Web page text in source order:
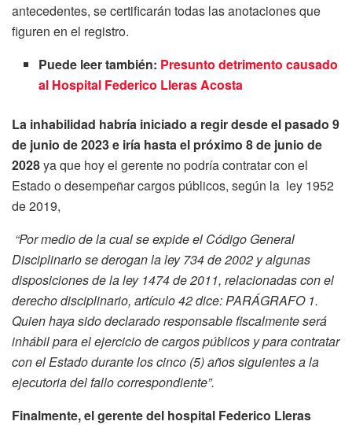
antecedentes, se certificarán todas las anotaciones que
figuren en el registro.
Puede leer también: Presunto detrimento causado
al Hospital Federico Lleras Acosta
La inhabilidad habría iniciado a regir desde el pasado 9
de junio de 2023 e iría hasta el próximo 8 de junio de
2028ya que hoy el gerente no podría contratar con el
Estado o desempeñar cargos públicos, según la ley 1952
de 2019,
“Por medio de la cual se expide el Código General
Disciplinario se derogan la ley 734 de 2002 y algunas
disposiciones de la ley 1474 de 2011, relacionadas con el
derecho disciplinario, artículo 42 dice: PARÁGRAFO 1.
Quien haya sido declarado responsable fiscalmente será
inhábil para el ejercicio de cargos públicos y para contratar
con el Estado durante los cinco (5) años siguientes a la
ejecutoria del fallo correspondiente”.
Finalmente, el gerente del hospital Federico Lleras